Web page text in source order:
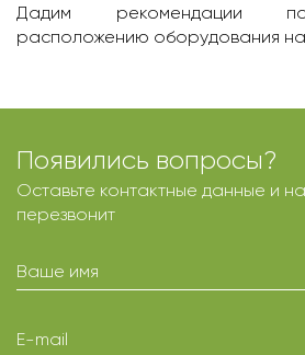
Дадим рекомендации
расположению оборудования
Появились вопросы?
Оставьте контактные данные и
перезвонит
Ваше имя
E-mail